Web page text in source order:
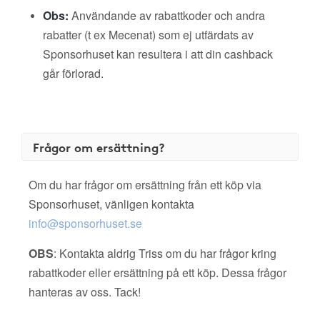
Obs: Användande av rabattkoder och andra
rabatter (t ex Mecenat) som ej utfärdats av
Sponsorhuset kan resultera i att din cashback
går förlorad.
Frågor om ersättning?
Om du har frågor om ersättning från ett köp via
Sponsorhuset, vänligen kontakta
info@sponsorhuset.se
OBS: Kontakta aldrig Triss om du har frågor kring
rabattkoder eller ersättning på ett köp. Dessa frågor
hanteras av oss. Tack!